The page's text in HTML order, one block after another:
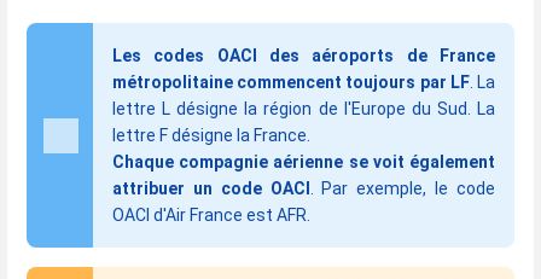
Les codes OACI des aéroports de France
métropolitaine commencent toujours par LF. La
lettre L désigne la région de l'Europe du Sud. La
lettre F désigne la France.
Chaque compagnie aérienne se voit également
attribuer un code OACI
. Par exemple, le code
OACI d'Air France est AFR.